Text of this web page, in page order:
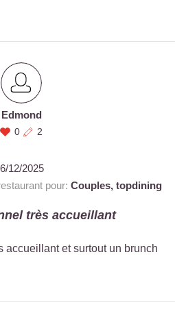
Edmond
0 2
12/2025
pour: Couples, topdining
très accueillant
accueillant et surtout un brunch